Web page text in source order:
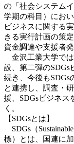
の「社会システム
学期の科目）にお
ビジネスに関する
きる実行計画の策
資金調達や支援者発
金沢工業大学では
設、第二弾のSDGs
続き、今後もSDGs
と連携し、調査・
援、SDGsビジネス
く。
【SDGsとは】
SDGs（
標）とは、国連に